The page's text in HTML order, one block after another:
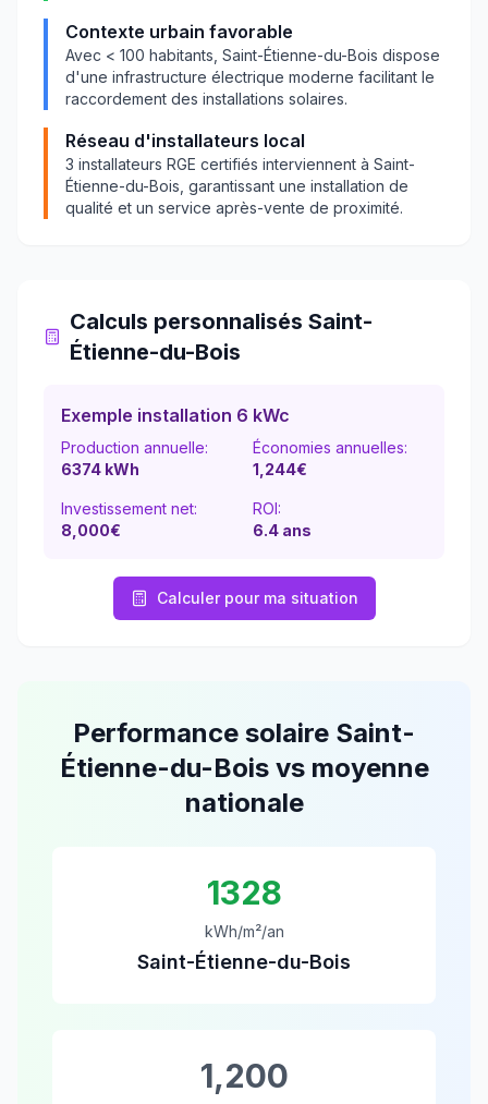
Contexte urbain favorable
Avec < 100 habitants, Saint-Étienne-du-Bois dispose
d'une infrastructure électrique moderne facilitant le
raccordement des installations solaires.
Réseau d'installateurs local
3 installateurs RGE certifiés interviennent à Saint-
Étienne-du-Bois , garantissant une installation de
qualité et un service après-vente de proximité.
Calculs personnalisés Saint-
Étienne-du-Bois
Exemple installation 6 kWc
Production annuelle:
6374 kWh
Économies annuelles:
1,244€
Investissement net:
8,000€
ROI:
6.4 ans
Calculer pour ma situation
Performance solaire Saint-
Étienne-du-Boisvs moyenne
nationale
1328
kWh/m²/an
Saint-Étienne-du-Bois
1,200